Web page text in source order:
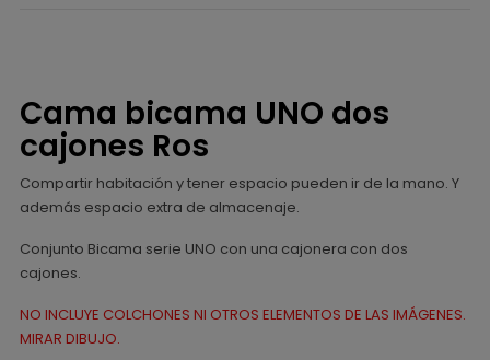
Cama bicama UNO dos
cajones Ros
Compartir habitación y tener espacio pueden ir de la mano. Y
además espacio extra de almacenaje.
Conjunto Bicama serie UNO con una cajonera con dos
cajones.
NO INCLUYE COLCHONES NI OTROS ELEMENTOS DE LAS IMÁGENES.
MIRAR DIBUJO.